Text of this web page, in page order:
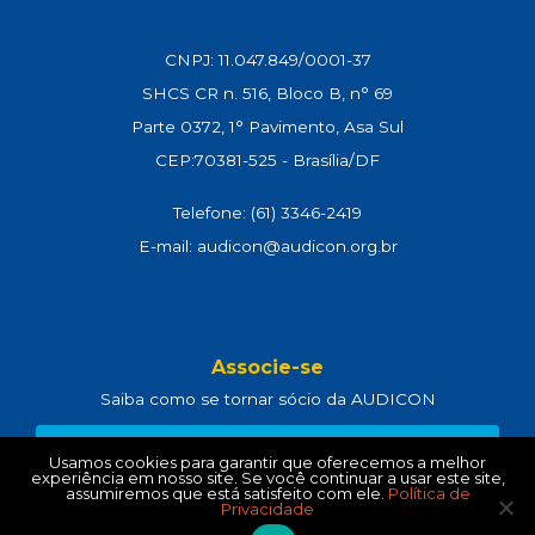
CNPJ: 11.047.849/0001-37
SHCS CR n. 516, Bloco B, n° 69
Parte 0372, 1° Pavimento, Asa Sul
CEP:70381-525 - Brasília/DF
Telefone: (61) 3346-2419
E-mail: audicon@audicon.org.br
Associe-se
Saiba como se tornar sócio da AUDICON
CLIQUE AQUI
Política de PrivacidadeeTermos de Uso
Usamos cookies para garantir que oferecemos a melhor
experiência em nosso site. Se você continuar a usar este site,
assumiremos que está satisfeito com ele. Política de
Privacidade